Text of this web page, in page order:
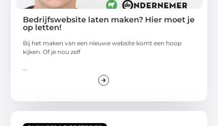
Bedrijfswebsite laten maken? Hier moet je
op letten!
Bij het maken van een nieuwe website komt een hoop
kijken. Of je nou zelf